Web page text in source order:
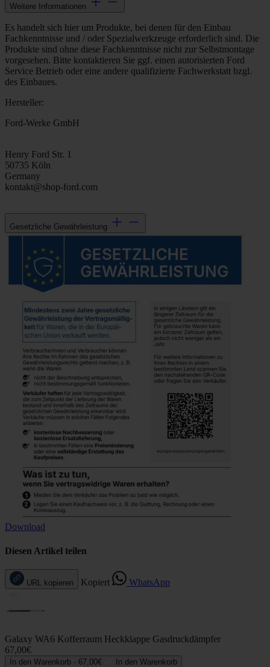
Weitere Informationen
Es handelt sich hier um Produkte, bei denen für den Einbau
Fachkenntnisse und / oder Spezialwerkzeuge erforderlich sind. Die
Produkte sind ohne diese Fachkenntnisse nicht zur Selbstmontage
vorgesehen. Bitte kontaktieren Sie ggf. einen autorisierten Ford
Service Betrieb oder eine andere qualifizierte Fachwerkstatt bzgl.
des Einbaues.
Hersteller:
Ford-Werke GmbH
Henry Ford Str. 1
50735 Köln
Germany
kontakt@shop-ford.com
Gesetzliche Gewährleistung
Download
Diesen Artikel teilen
URL kopieren Kopiert WhatsApp
Galaxy WA6 Kofferraum Heckklappe Gasdruckdämpfer
67,00€
In den Warenkorb - 67,00€ In den Warenkorb